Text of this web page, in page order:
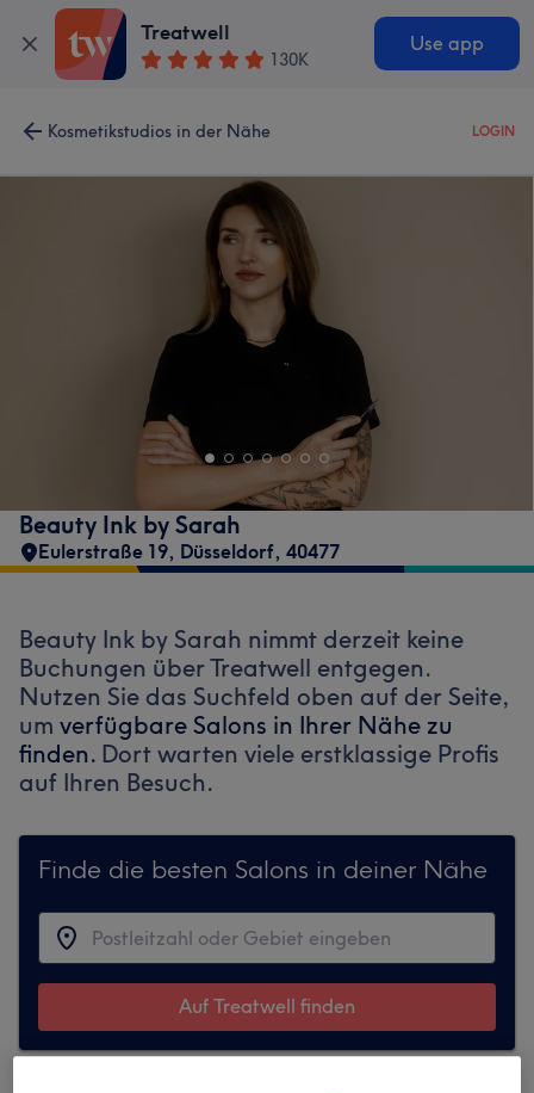
Treatwell
130K
Use app
Kosmetikstudios in der Nähe LOGIN
Beauty Ink by Sarah
Eulerstraße 19, Düsseldorf, 40477
Beauty Ink by Sarah nimmt derzeit keine
Buchungen über Treatwell entgegen.
Nutzen Sie das Suchfeld oben auf der Seite,
um verfügbare Salons in Ihrer Nähe zu
finden. Dort warten viele erstklassige Profis
auf Ihren Besuch.
Finde die besten Salons in deiner Nähe
Auf Treatwell finden